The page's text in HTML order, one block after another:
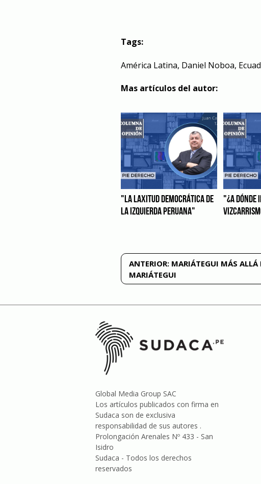
Tags:
América Latina, Daniel Noboa,
Mas artículos del autor:
"LA LAXITUD DEMOCRÁTICA DE
LA IZQUIERDA PERUANA"
"¿A DÓNDE
Navegación
de
ANTERIOR: MARIÁTEGUI MÁS ALLÁ
MARIÁTEGUI
Global Media Group SAC
Los artículos publicados con firma en
Sudaca son de exclusiva
responsabilidad de sus autores .
Prolongación Arenales Nº 433 - San
Isidro
Sudaca - Todos los derechos
reservados